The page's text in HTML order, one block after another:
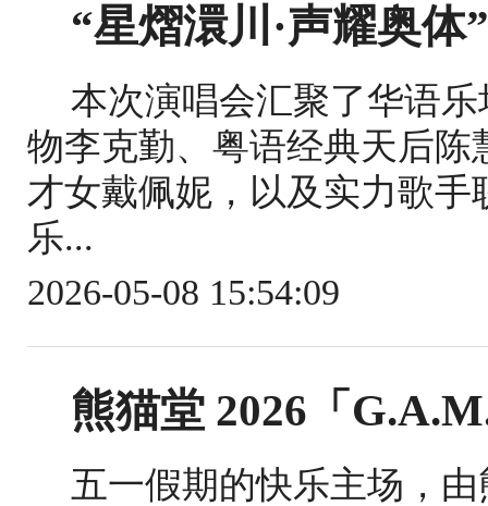
“星熠澴川·声耀奥体
本次演唱会汇聚了华语
物李克勤、粤语经典天后
才女戴佩妮，以及实力歌
乐...
2026-05-08 15:54:09
熊猫堂 2026「
五一假期的快乐主场，